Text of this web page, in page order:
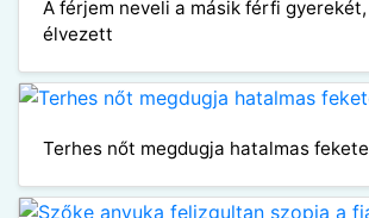
A férjem neveli a másik férfi
élvezett
Terhes nőt megdugja hatalmas